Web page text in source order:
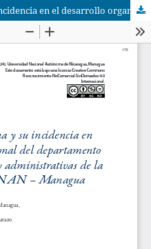
La comunicación interna y su incidencia en el desarrollo organizacional del departamento de ciencias económicas y administrativas de la FAREM – Carazo, UNAN – Managua